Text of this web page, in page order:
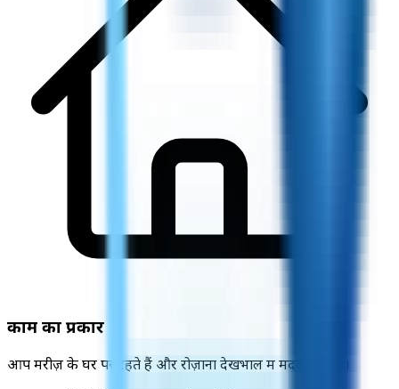
काम का प्रकार
आप मरीज़ के घर पर रहते हैं और रोज़ाना देखभाल में मदद करते हैं।